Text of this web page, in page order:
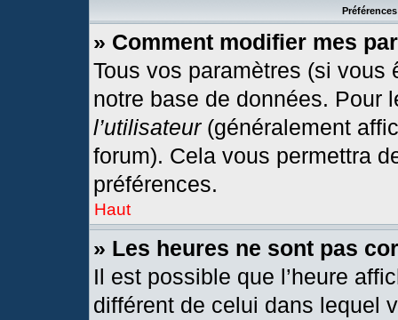
» Comment modifier mes
Tous vos paramètres (si
notre base de données. Pour
l’utilisateur(généralement
forum). Cela vous permettra
préférences.
Haut
» Les heures ne sont pas
Il est possible que l’heure
différent de celui dans lequel